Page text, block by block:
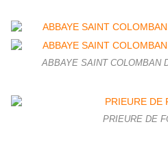
ABBAYE SAINT COLOMBAN
PRIEURE DE